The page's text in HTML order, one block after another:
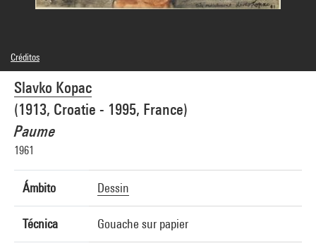
Slavko Kopac
(1913, Croatie - 1995, France)
Paume
1961
Ámbito Dessin
Técnica Gouache sur papier
Créditos
© Adagp, Paris
Créditos fotográficos : Centre Pompidou, MNAM-CCI/Janeth Rodriguez-Garcia/Dist.
GrandPalaisRmn
Referencia de la imagen : 4Y08169
Difusión de la imagen :